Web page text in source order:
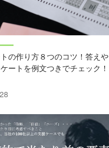
の作り方８つのコツ！答えや
ートを例文つきでチェック！